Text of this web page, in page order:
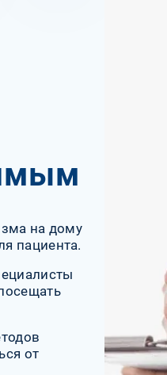
на дому
пациента.
от